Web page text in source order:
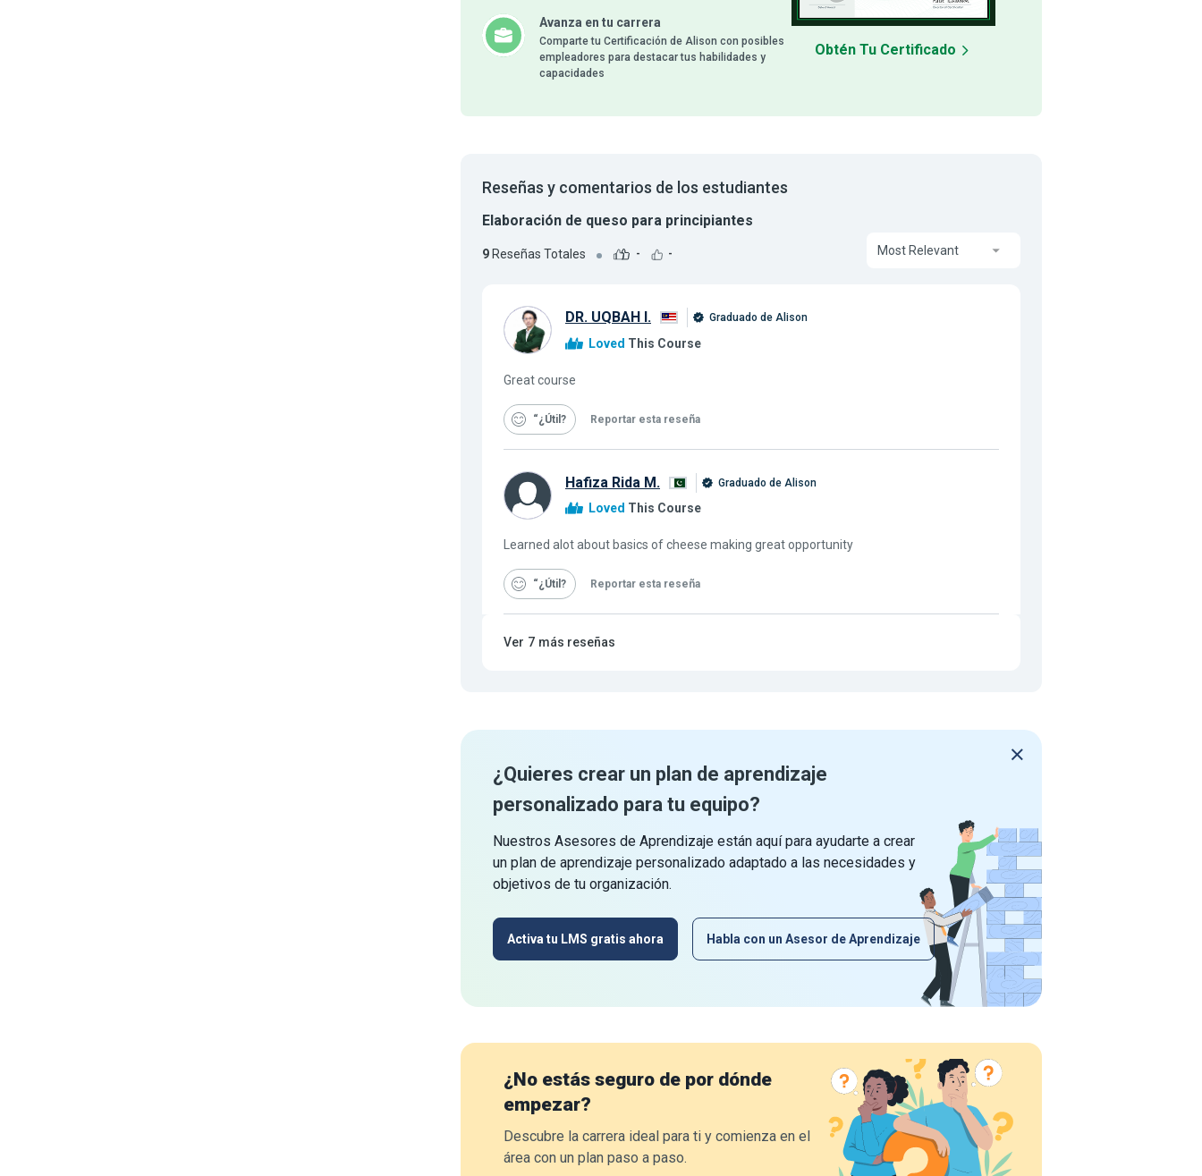
Avanza en tu carrera
Comparte tu Certificación de Alison con posibles
empleadores para destacar tus habilidades y
capacidades
Obtén Tu Certificado
Reseñas y comentarios de los estudiantes
Elaboración de queso para principiantes
9Reseñas Totales - - Most Relevant
DR. UQBAH I. Graduado de Alison
Loved This Course
Great course
“¿Útil Reportar esta reseña
Hafiza Rida M. Graduado de Alison
Loved This Course
Learned alot about basics of cheese making great opportunity
“¿Útil Reportar esta reseña
Ver 7 más reseñas
¿Quieres crear un plan de aprendizaje
personalizado para tu equipo?
Nuestros Asesores de Aprendizaje están aquí para ayudarte a crear
un plan de aprendizaje personalizado adaptado a las necesidades y
objetivos de tu organización.
Activa tu LMS gratis ahora Habla con un Asesor de Aprendizaje
¿No estás seguro de por dónde
empezar?
Descubre la carrera ideal para ti y comienza en el
área con un plan paso a paso.